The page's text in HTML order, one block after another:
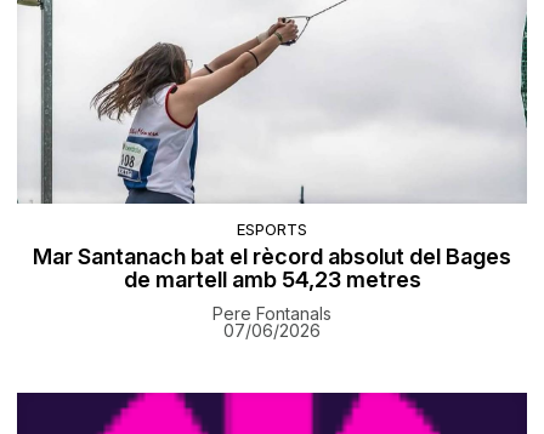
ESPORTS
Mar Santanach bat el rècord absolut del Bages
de martell amb 54,23 metres
Pere Fontanals
07/06/2026